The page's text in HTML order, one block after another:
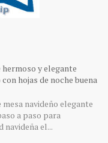
y elegante
hojas de noche buena
navideño elegante
a paso para
navideña el...